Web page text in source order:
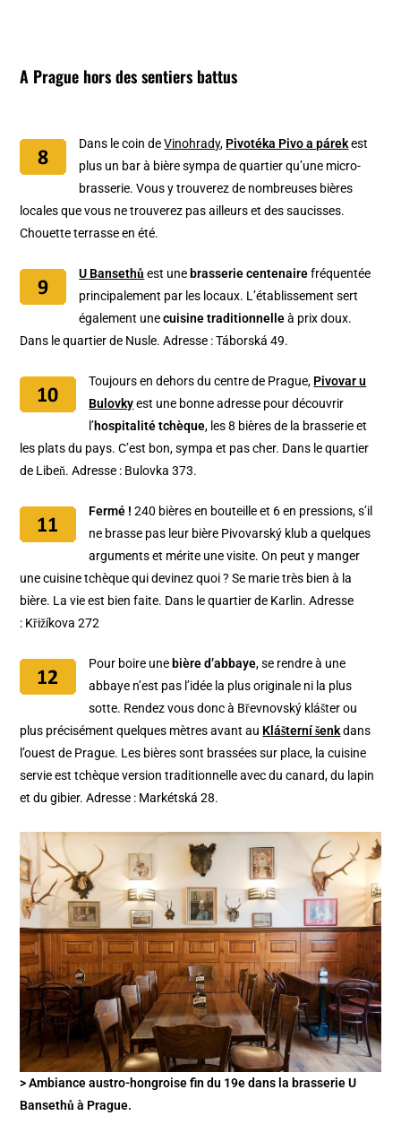
A Prague hors des sentiers battus
Dans le coin deVinohrady, Pivotéka Pivo a párekest
plus un bar à bière sympa de quartier qu’une micro-
brasserie. Vous y trouverez de nombreuses bières
locales que vous ne trouverez pas ailleurs et des saucisses.
Chouette terrasse en été.
U Bansethů est une brasserie centenairefréquentée
principalement par les locaux. L’établissement sert
également unecuisine traditionnelleà prix doux.
Dans le quartier de Nusle. Adresse : Táborská 49.
Toujours en dehors du centre de Prague, Pivovar u
Bulovkyest une bonne adresse pour découvrir
l’hospitalité tchèque, les 8 bières de la brasserie et
les plats du pays. C’est bon, sympa et pas cher. Dans le quartier
de Libeň. Adresse : Bulovka 373.
Fermé !240 bières en bouteille et 6 en pressions, s’il
ne brasse pas leur bière Pivovarský klub a quelques
arguments et mérite une visite. On peut y manger
une cuisine tchèque qui devinez quoi ? Se marie très bien à la
bière. La vie est bien faite. Dans le quartier de Karlin. Adresse
: Křižíkova 272
Pour boire une bière d’abbaye, se rendre à une
abbaye n’est pas l’idée la plus originale ni la plus
sotte. Rendez vous donc à Břevnovský klášter ou
plus précisément quelques mètres avant au Klášterní šenkdans
l’ouest de Prague. Les bières sont brassées sur place, la cuisine
servie est tchèque version traditionnelle avec du canard, du lapin
et du gibier. Adresse : Markétská 28.
> Ambiance austro-hongroise fin du 19e dans la brasserie U
Bansethů à Prague.